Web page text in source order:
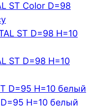
ST Color D=98
ST D=98 H=10
H=10 белый